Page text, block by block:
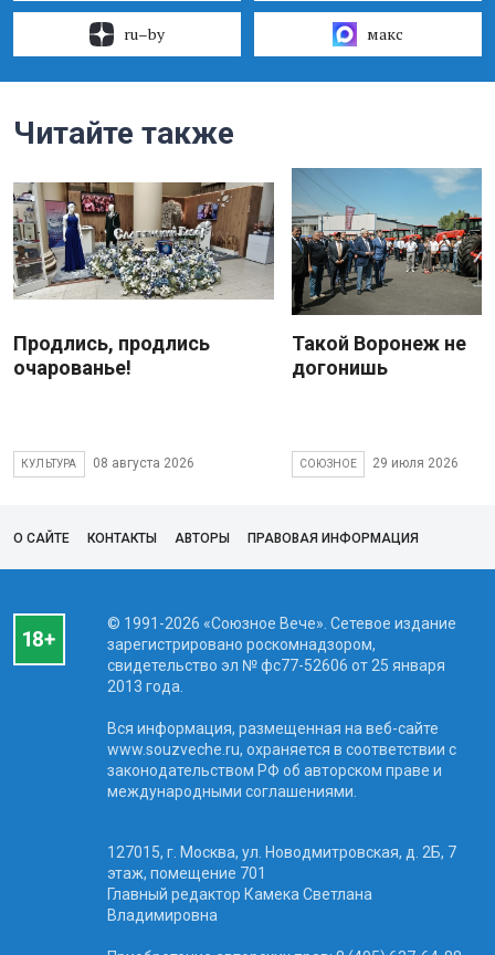
ru–by макс
Читайте также
Продлись, продлись
очарованье!
КУЛЬТУРА 08 августа 2026
Такой Воронеж не
догонишь
СОЮЗНОЕ 29 июля 2026
О САЙТЕ КОНТАКТЫ АВТОРЫ ПРАВОВАЯ ИНФОРМАЦИЯ
© 1991-2026 «Союзное Вече». Сетевое издание
зарегистрировано роскомнадзором,
свидетельство эл № фc77-52606 от 25 января
2013 года.
Вся информация, размещенная на веб-сайте
www.souzveche.ru, охраняется в соответствии с
законодательством РФ об авторском праве и
международными соглашениями.
127015, г. Москва, ул. Новодмитровская, д. 2Б, 7
этаж, помещение 701
Главный редактор Камека Светлана
Владимировна